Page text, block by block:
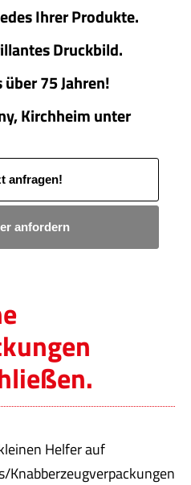
Ihrer Produkte.
Druckbild.
75 Jahren!
Kirchheim unter
anfragen!
anfordern
Helfer auf